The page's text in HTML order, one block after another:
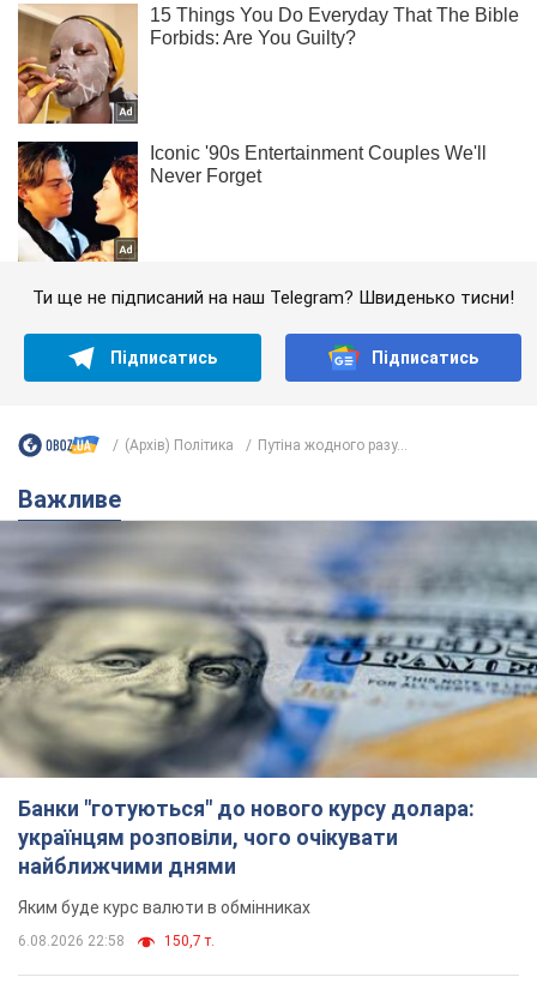
Ти ще не підписаний на наш Telegram? Швиденько тисни!
Підписатись Підписатись
(Архів) Політика Путіна жодного разу...
Важливе
Банки "готуються" до нового курсу долара:
українцям розповіли, чого очікувати
найближчими днями
Яким буде курс валюти в обмінниках
6.08.2026 22:58 150,7 т.